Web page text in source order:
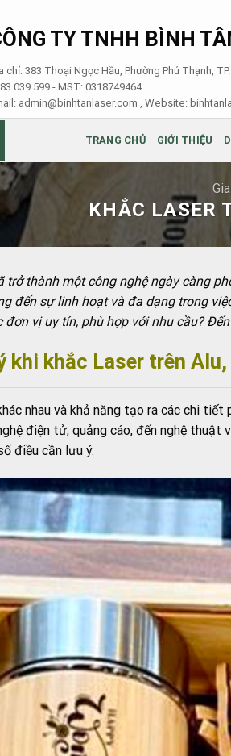
TY TNHH BÌNH
chỉ: 383 Thoại Ngọc Hầu, Phường Phú Thạnh,
039 599 - MST: 0318749464
admin@binhtanlaser.com , Website:
TRANG CHỦ GIỚI THIỆU
KHẮC LASER
trở thành một công nghệ ngày càng
đến sự linh hoạt và đa dạng trong
vị uy tín, phù hợp với nhu cầu?
khắc Laser trên
nhau và khả năng tạo ra các chi
điện tử, quảng cáo, đến nghệ
điều cần lưu ý.